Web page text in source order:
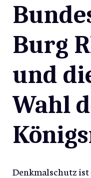
Burg
und
Wahl
Denkmalschutz ist